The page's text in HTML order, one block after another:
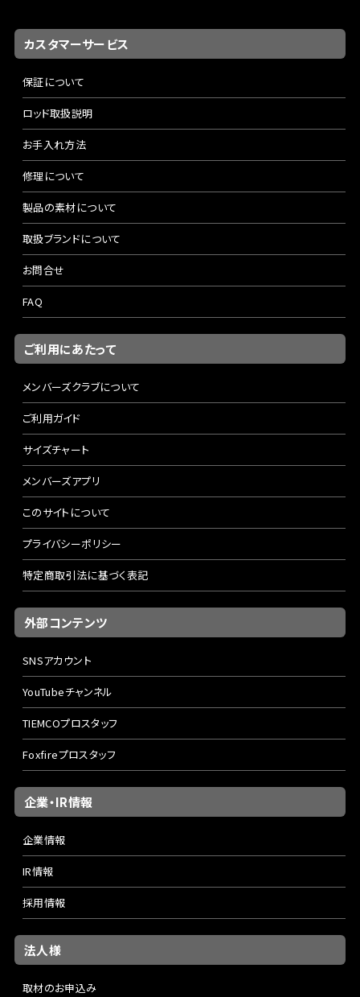
カスタマーサービス
保証について
ロッド取扱説明
お手入れ方法
修理について
製品の素材について
取扱ブランドについて
お問合せ
FAQ
ご利用にあたって
メンバーズクラブについて
ご利用ガイド
サイズチャート
メンバーズアプリ
このサイトについて
プライバシーポリシー
特定商取引法に基づく表記
外部コンテンツ
SNSアカウント
YouTubeチャンネル
TIEMCOプロスタッフ
Foxfireプロスタッフ
企業・IR情報
企業情報
IR情報
採用情報
法人様
取材のお申込み